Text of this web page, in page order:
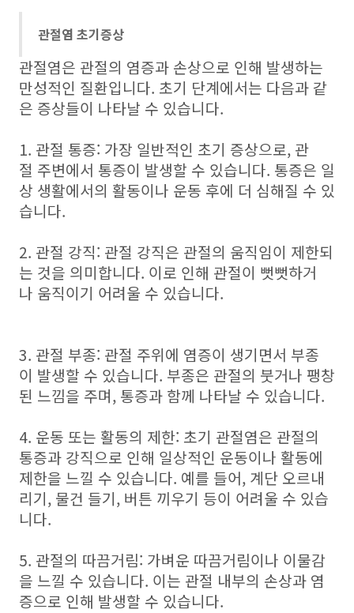
관절염 초기증상
관절염은 관절의 염증과 손상으로 인해 발생하는
만성적인 질환입니다. 초기 단계에서는 다음과 같
은 증상들이 나타날 수 있습니다.
1. 관절 통증: 가장 일반적인 초기 증상으로, 관
절 주변에서 통증이 발생할 수 있습니다. 통증은 일
상 생활에서의 활동이나 운동 후에 더 심해질 수 있
습니다.
2. 관절 강직: 관절 강직은 관절의 움직임이 제한되
는 것을 의미합니다. 이로 인해 관절이 뻣뻣하거
나 움직이기 어려울 수 있습니다.
3. 관절 부종: 관절 주위에 염증이 생기면서 부종
이 발생할 수 있습니다. 부종은 관절의 붓거나 팽창
된 느낌을 주며, 통증과 함께 나타날 수 있습니다.
4. 운동 또는 활동의 제한: 초기 관절염은 관절의
통증과 강직으로 인해 일상적인 운동이나 활동에
제한을 느낄 수 있습니다. 예를 들어, 계단 오르내
리기, 물건 들기, 버튼 끼우기 등이 어려울 수 있습
니다.
5. 관절의 따끔거림: 가벼운 따끔거림이나 이물감
을 느낄 수 있습니다. 이는 관절 내부의 손상과 염
증으로 인해 발생할 수 있습니다.